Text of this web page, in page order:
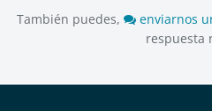
También puedes, enviarnos
respuesta